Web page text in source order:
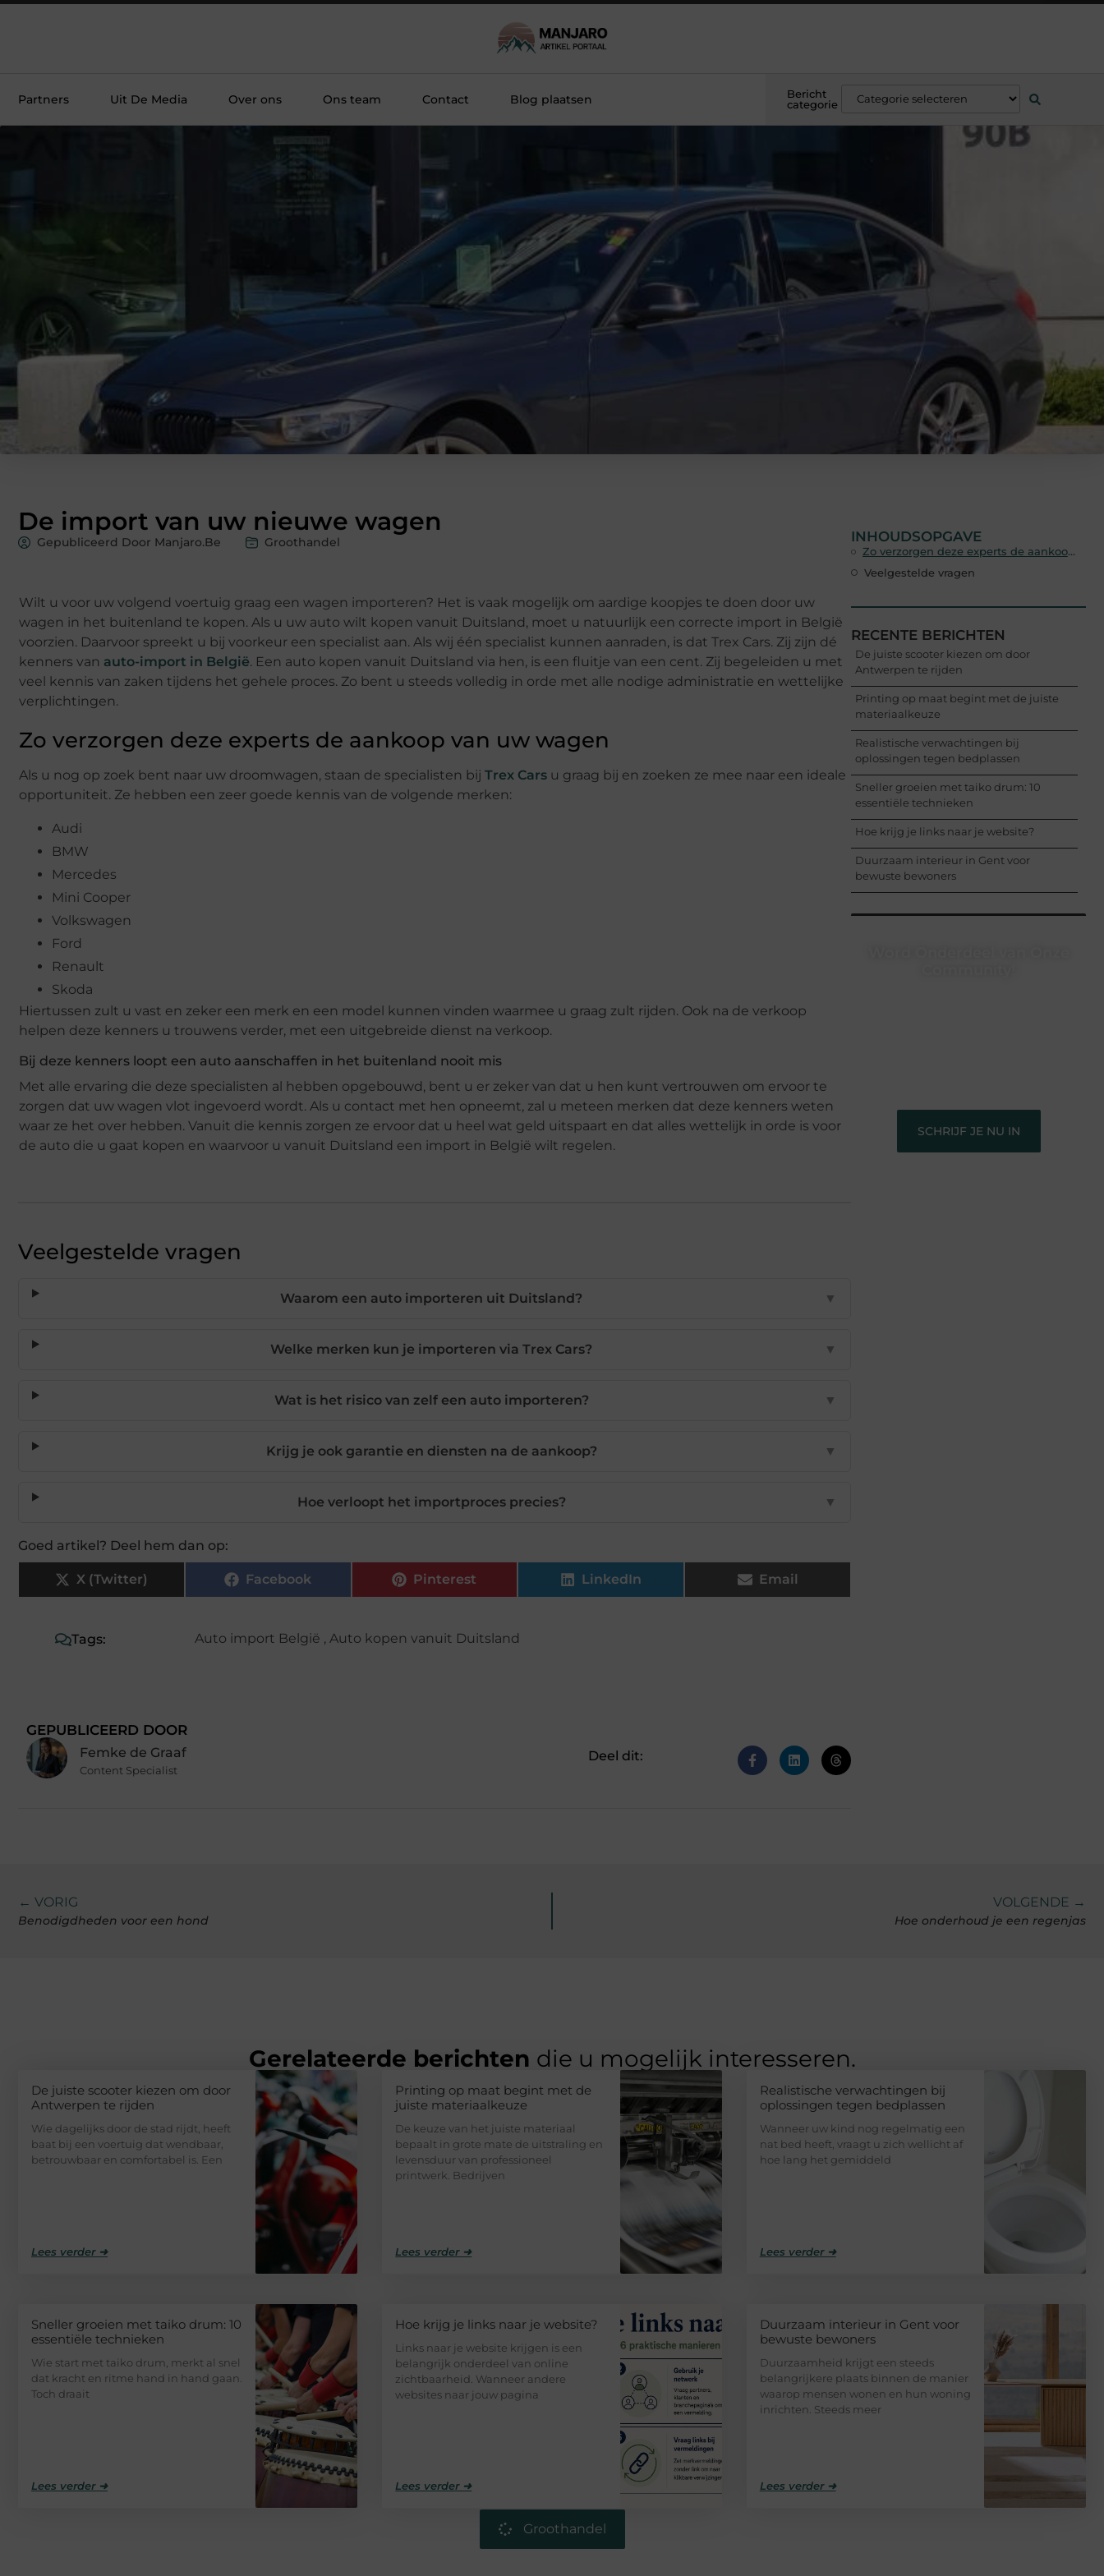
Partners Uit De Media Over ons Ons team Contact Blog plaatsen
Bericht
categorie
De import van uw nieuwe wagen
Gepubliceerd Door Manjaro.be Groothandel
Wilt u voor uw volgend voertuig graag een wagen importeren? Het is vaak mogelijk om aardige koopjes te doen door uw
wagen in het buitenland te kopen. Als u uw auto wilt kopen vanuit Duitsland, moet u natuurlijk een correcte import in België
voorzien. Daarvoor spreekt u bij voorkeur een specialist aan. Als wij één specialist kunnen aanraden, is dat Trex Cars. Zij zijn dé
kenners van auto-import in België. Een auto kopen vanuit Duitsland via hen, is een fluitje van een cent. Zij begeleiden u met
veel kennis van zaken tijdens het gehele proces. Zo bent u steeds volledig in orde met alle nodige administratie en wettelijke
verplichtingen.
Zo verzorgen deze experts de aankoop van uw wagen
Als u nog op zoek bent naar uw droomwagen, staan de specialisten bij Trex Cars u graag bij en zoeken ze mee naar een ideale
opportuniteit. Ze hebben een zeer goede kennis van de volgende merken:
Audi
BMW
Mercedes
Mini Cooper
Volkswagen
Ford
Renault
Skoda
Hiertussen zult u vast en zeker een merk en een model kunnen vinden waarmee u graag zult rijden. Ook na de verkoop
helpen deze kenners u trouwens verder, met een uitgebreide dienst na verkoop.
Bij deze kenners loopt een auto aanschaffen in het buitenland nooit mis
Met alle ervaring die deze specialisten al hebben opgebouwd, bent u er zeker van dat u hen kunt vertrouwen om ervoor te
zorgen dat uw wagen vlot ingevoerd wordt. Als u contact met hen opneemt, zal u meteen merken dat deze kenners weten
waar ze het over hebben. Vanuit die kennis zorgen ze ervoor dat u heel wat geld uitspaart en dat alles wettelijk in orde is voor
de auto die u gaat kopen en waarvoor u vanuit Duitsland een import in België wilt regelen.
Veelgestelde vragen
Waarom een auto importeren uit Duitsland? ▼
Welke merken kun je importeren via Trex Cars? ▼
Wat is het risico van zelf een auto importeren? ▼
Krijg je ook garantie en diensten na de aankoop? ▼
Hoe verloopt het importproces precies? ▼
Goed artikel? Deel hem dan op:
X (Twitter) Facebook Pinterest LinkedIn Email
Tags: Auto import België , Auto kopen vanuit Duitsland
GEPUBLICEERD DOOR
Femke de Graaf
Content Specialist
Deel dit:
INHOUDSOPGAVE
Zo verzorgen deze experts de aankoop van uw wagen
Veelgestelde vragen
RECENTE BERICHTEN
De juiste scooter kiezen om door
Antwerpen te rijden
Printing op maat begint met de juiste
materiaalkeuze
Realistische verwachtingen bij
oplossingen tegen bedplassen
Sneller groeien met taiko drum: 10
essentiële technieken
Hoe krijg je links naar je website?
Duurzaam interieur in Gent voor
bewuste bewoners
SCHRIJF JE NU IN
← VORIG
Benodigdheden voor een hond
VOLGENDE →
Hoe onderhoud je een regenjas
Gerelateerde berichten die u mogelijk interesseren.
De juiste scooter kiezen om door
Antwerpen te rijden
Wie dagelijks door de stad rijdt, heeft
baat bij een voertuig dat wendbaar,
betrouwbaar en comfortabel is. Een
Lees verder ➜
Printing op maat begint met de
juiste materiaalkeuze
De keuze van het juiste materiaal
bepaalt in grote mate de uitstraling en
levensduur van professioneel
printwerk. Bedrijven
Lees verder ➜
Realistische verwachtingen bij
oplossingen tegen bedplassen
Wanneer uw kind nog regelmatig een
nat bed heeft, vraagt u zich wellicht af
hoe lang het gemiddeld
Lees verder ➜
Sneller groeien met taiko drum: 10
essentiële technieken
Wie start met taiko drum, merkt al snel
dat kracht en ritme hand in hand gaan.
Toch draait
Lees verder ➜
Hoe krijg je links naar je website?
Links naar je website krijgen is een
belangrijk onderdeel van online
zichtbaarheid. Wanneer andere
websites naar jouw pagina
Lees verder ➜
Duurzaam interieur in Gent voor
bewuste bewoners
Duurzaamheid krijgt een steeds
belangrijkere plaats binnen de manier
waarop mensen wonen en hun woning
inrichten. Steeds meer
Lees verder ➜
Groothandel